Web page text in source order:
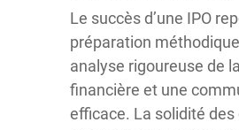
Le succès d’une IPO
préparation
analyse rigoureuse de
financière et une
efficace. La solidité des